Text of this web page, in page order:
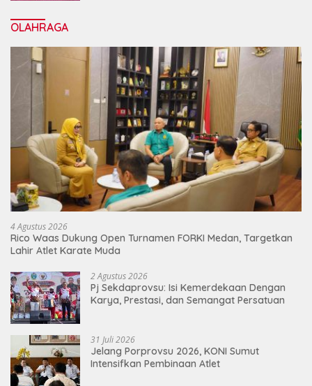
OLAHRAGA
4 Agustus 2026
Rico Waas Dukung Open Turnamen FORKI Medan, Targetkan
Lahir Atlet Karate Muda
2 Agustus 2026
Pj Sekdaprovsu: Isi Kemerdekaan Dengan
Karya, Prestasi, dan Semangat Persatuan
31 Juli 2026
Jelang Porprovsu 2026, KONI Sumut
Intensifkan Pembinaan Atlet